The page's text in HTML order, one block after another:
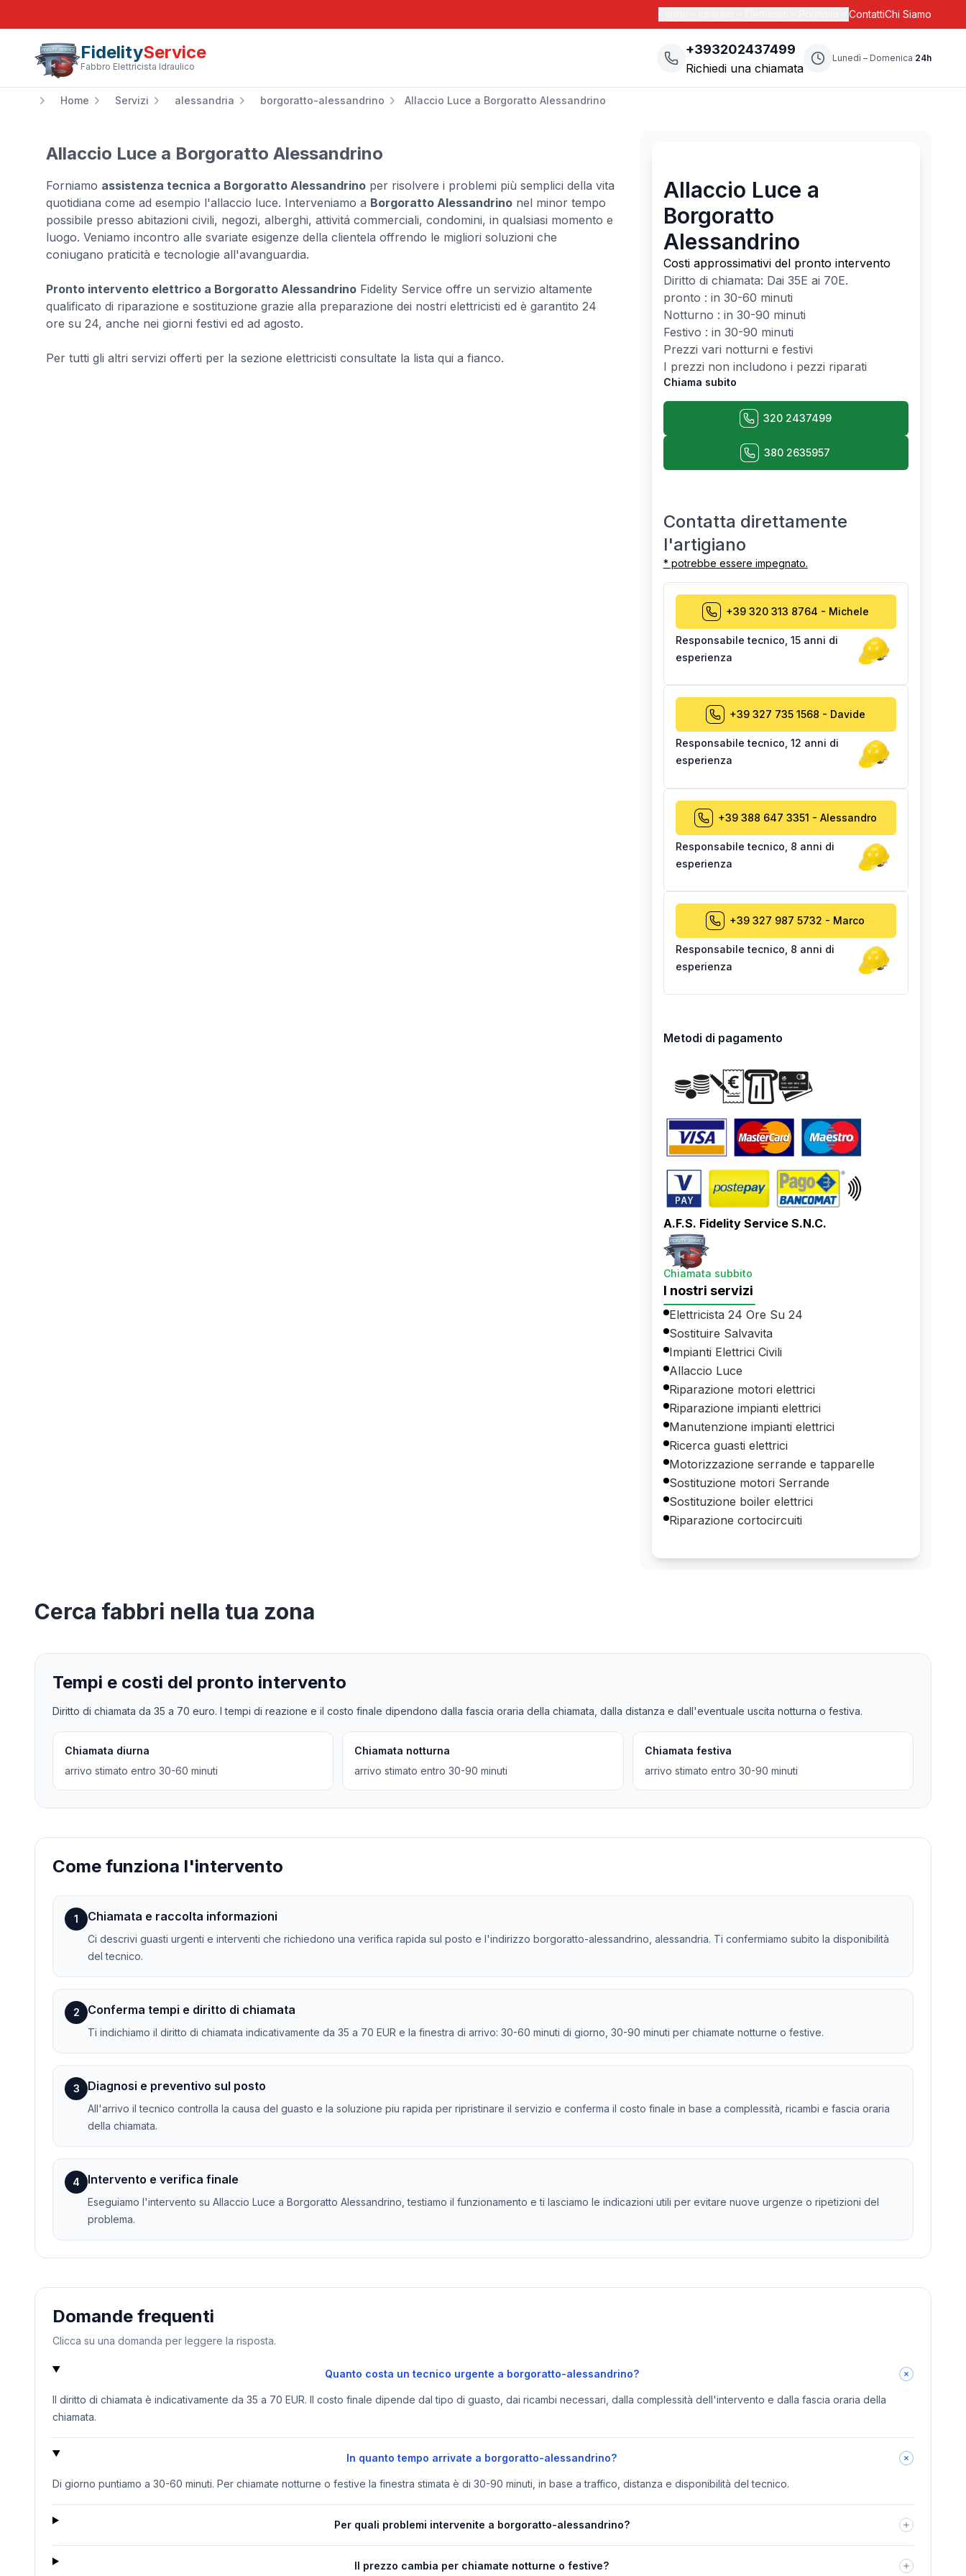
ContattiChi Siamo
FidelityService
Fabbro Elettricista Idraulico
+393202437499
Richiedi una chiamata
Lunedì – Domenica 24h
Home Servizi alessandria borgoratto-alessandrino Allaccio Luce a Borgoratto Alessandrino
Allaccio Luce a Borgoratto Alessandrino
Forniamo assistenza tecnica a Borgoratto Alessandrino per risolvere i problemi più semplici della vita
quotidiana come ad esempio l'allaccio luce. Interveniamo a Borgoratto Alessandrino nel minor tempo
possibile presso abitazioni civili, negozi, alberghi, attivitá commerciali, condomini, in qualsiasi momento e
luogo. Veniamo incontro alle svariate esigenze della clientela offrendo le migliori soluzioni che
coniugano praticità e tecnologie all'avanguardia.
Pronto intervento elettrico a Borgoratto Alessandrino Fidelity Service offre un servizio altamente
qualificato di riparazione e sostituzione grazie alla preparazione dei nostri elettricisti ed è garantito 24
ore su 24, anche nei giorni festivi ed ad agosto.
Per tutti gli altri servizi offerti per la sezione elettricisti consultate la lista qui a fianco.
Allaccio Luce a
Borgoratto
Alessandrino
Costi approssimativi del pronto intervento
Diritto di chiamata: Dai 35E ai 70E.
pronto : in 30-60 minuti
Notturno : in 30-90 minuti
Festivo : in 30-90 minuti
Prezzi vari notturni e festivi
I prezzi non includono i pezzi riparati
Chiama subito
320 2437499
380 2635957
Contatta direttamente
l'artigiano
* potrebbe essere impegnato.
+39 320 313 8764 - Michele
Responsabile tecnico 15 anni di
esperienza
+39 327 735 1568 - Davide
Responsabile tecnico 12 anni di
esperienza
+39 388 647 3351 - Alessandro
Responsabile tecnico 8 anni di
esperienza
+39 327 987 5732 - Marco
Responsabile tecnico 8 anni di
esperienza
Metodi di pagamento
A.F.S. Fidelity Service S.N.C.
Chiamata subbito
I nostri servizi
Elettricista 24 Ore Su 24
Sostituire Salvavita
Impianti Elettrici Civili
Allaccio Luce
Riparazione motori elettrici
Riparazione impianti elettrici
Manutenzione impianti elettrici
Ricerca guasti elettrici
Motorizzazione serrande e tapparelle
Sostituzione motori Serrande
Sostituzione boiler elettrici
Riparazione cortocircuiti
Cerca fabbri nella tua zona
Tempi e costi del pronto intervento
Diritto di chiamata da 35 a 70 euro. I tempi di reazione e il costo finale dipendono dalla fascia oraria della chiamata, dalla distanza e dall'eventuale uscita notturna o festiva.
Chiamata diurna
arrivo stimato entro 30-60 minuti
Chiamata notturna
arrivo stimato entro 30-90 minuti
Chiamata festiva
arrivo stimato entro 30-90 minuti
Come funziona l'intervento
1 Chiamata e raccolta informazioni
Ci descrivi guasti urgenti e interventi che richiedono una verifica rapida sul posto e l'indirizzo borgoratto-alessandrino, alessandria. Ti confermiamo subito la disponibilità
del tecnico.
2 Conferma tempi e diritto di chiamata
Ti indichiamo il diritto di chiamata indicativamente da 35 a 70 EUR e la finestra di arrivo: 30-60 minuti di giorno, 30-90 minuti per chiamate notturne o festive.
3 Diagnosi e preventivo sul posto
All'arrivo il tecnico controlla la causa del guasto e la soluzione piu rapida per ripristinare il servizio e conferma il costo finale in base a complessità, ricambi e fascia oraria
della chiamata.
4 Intervento e verifica finale
Eseguiamo l'intervento su Allaccio Luce a Borgoratto Alessandrino, testiamo il funzionamento e ti lasciamo le indicazioni utili per evitare nuove urgenze o ripetizioni del
problema.
Domande frequenti
Clicca su una domanda per leggere la risposta.
Quanto costa un tecnico urgente a borgoratto-alessandrino?
Il diritto di chiamata è indicativamente da 35 a 70 EUR. Il costo finale dipende dal tipo di guasto, dai ricambi necessari, dalla complessità dell'intervento e dalla fascia oraria della
chiamata.
In quanto tempo arrivate a borgoratto-alessandrino?
Di giorno puntiamo a 30-60 minuti. Per chiamate notturne o festive la finestra stimata è di 30-90 minuti, in base a traffico, distanza e disponibilità del tecnico.
Per quali problemi intervenite a borgoratto-alessandrino?
Il prezzo cambia per chiamate notturne o festive?